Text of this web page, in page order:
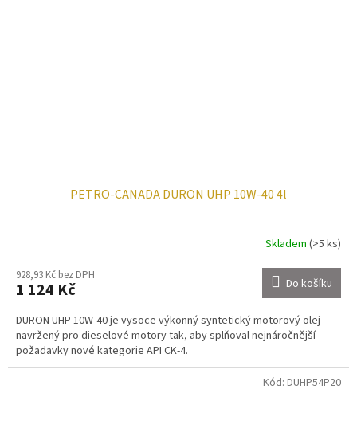
PETRO-CANADA DURON UHP 10W-40 4l
Skladem (>5 ks)
928,93 Kč bez DPH
1 124 Kč Do košíku
DURON UHP 10W-40 je vysoce výkonný syntetický motorový olej
navržený pro dieselové motory tak, aby splňoval nejnáročnější
požadavky nové kategorie API CK-4.
Kód: DUHP54P20